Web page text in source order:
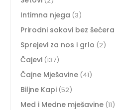
Intimna njega (3)
Prirodni sokovi bez šećera
Sprejevi za nos i grlo (2)
Čajevi (137)
Čajne Mješavine (41)
Biljne Kapi (52)
Med i Medne mješavine (11)